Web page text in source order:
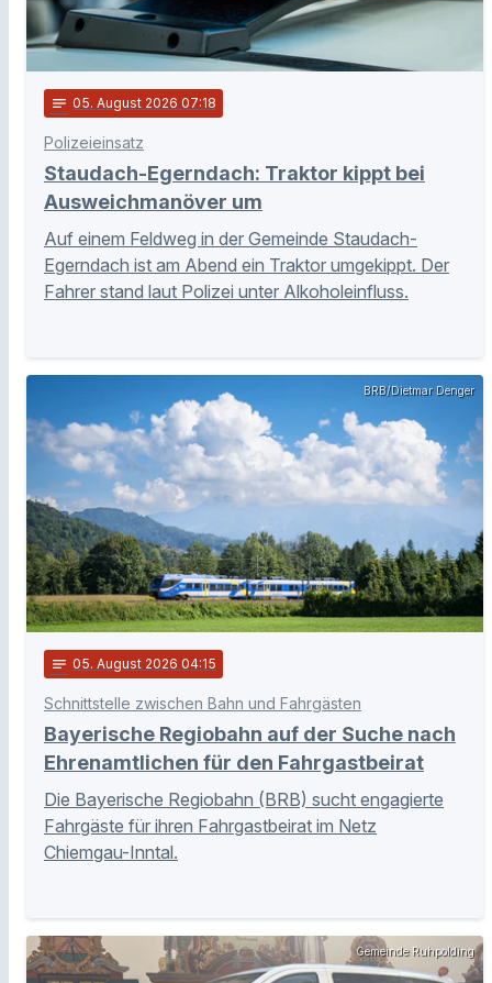
notes 05. August 2026 07:18
Polizeieinsatz
Staudach-Egerndach: Traktor kippt bei
Ausweichmanöver um
Auf einem Feldweg in der Gemeinde Staudach-
Egerndach ist am Abend ein Traktor umgekippt. Der
Fahrer stand laut Polizei unter Alkoholeinfluss.
BRB/Dietmar Denger
notes 05. August 2026 04:15
Schnittstelle zwischen Bahn und Fahrgästen
Bayerische Regiobahn auf der Suche nach
Ehrenamtlichen für den Fahrgastbeirat
Die Bayerische Regiobahn (BRB) sucht engagierte
Fahrgäste für ihren Fahrgastbeirat im Netz
Chiemgau-Inntal.
Gemeinde Ruhpolding